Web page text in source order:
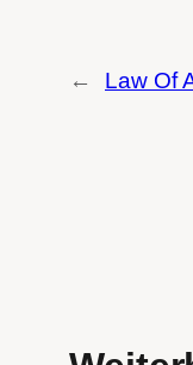
← Law Of